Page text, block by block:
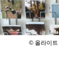
© 올라이트